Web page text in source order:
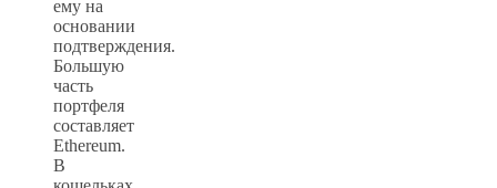
ему на
основании
подтверждения.
Большую
часть
портфеля
составляет
Ethereum.
В